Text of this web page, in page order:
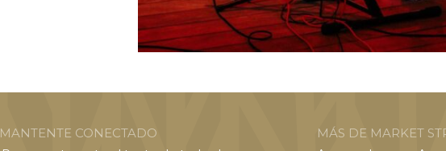
MANTENTE CONECTADO
MÁS DE MARKET